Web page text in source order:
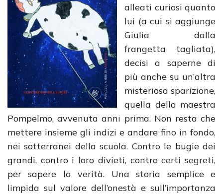
alleati curiosi quanto
lui (a cui si aggiunge
Giulia dalla
frangetta tagliata),
decisi a saperne di
più anche su un’altra
misteriosa sparizione,
quella della maestra
Pompelmo, avvenuta anni prima. Non resta che
mettere insieme gli indizi e andare fino in fondo,
nei sotterranei della scuola. Contro le bugie dei
grandi, contro i loro divieti, contro certi segreti,
per sapere la verità. Una storia semplice e
limpida sul valore dell’onestà e sull’importanza